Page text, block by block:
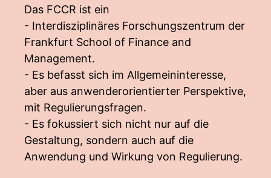
Das FCCR ist ein
- Interdisziplinäres Forschungszentrum der
Frankfurt School of Finance and
Management.
- Es befasst sich im Allgemeininteresse,
aber aus anwenderorientierter Perspektive,
mit Regulierungsfragen.
- Es fokussiert sich nicht nur auf die
Gestaltung, sondern auch auf die
Anwendung und Wirkung von Regulierung.